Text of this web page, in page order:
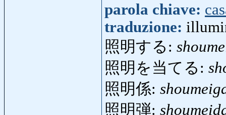
parola chiave:
traduzione:
照明する:
照明を当てる:
照明係:
照明弾: